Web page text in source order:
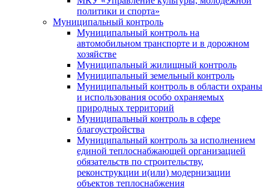
политики и спорта»
Муниципальный контроль
Муниципальный контроль на
автомобильном транспорте и в дорожном
хозяйстве
Муниципальный жилищный контроль
Муниципальный земельный контроль
Муниципальный контроль в области охраны
и использования особо охраняемых
природных территорий
Муниципальный контроль в сфере
благоустройства
Муниципальный контроль за исполнением
единой теплоснабжающей организацией
обязательств по строительству,
реконструкции и(или) модернизации
объектов теплоснабжения